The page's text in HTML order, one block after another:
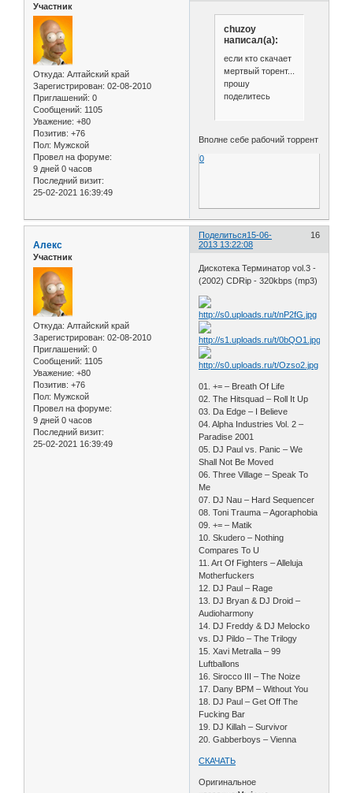
Участник
Откуда: Алтайский край
Зарегистрирован: 02-08-2010
Приглашений: 0
Сообщений: 1105
Уважение: +80
Позитив: +76
Пол: Мужской
Провел на форуме:
9 дней 0 часов
Последний визит:
25-02-2021 16:39:49
chuzoy
написал(а):
если кто скачает
мертвый торент...
прошу
поделитесь
Вполне себе рабочий торрент
0
Поделиться 16
15-06-
2013 13:22:08
Алекс
Участник
Откуда: Алтайский край
Зарегистрирован: 02-08-2010
Приглашений: 0
Сообщений: 1105
Уважение: +80
Позитив: +76
Пол: Мужской
Провел на форуме:
9 дней 0 часов
Последний визит:
25-02-2021 16:39:49
Дискотека Терминатор vol.3 -
(2002) CDRip - 320kbps (mp3)
01. += – Breath Of Life
02. The Hitsquad – Roll It Up
03. Da Edge – I Believe
04. Alpha Industries Vol. 2 –
Paradise 2001
05. DJ Paul vs. Panic – We
Shall Not Be Moved
06. Three Village – Speak To
Me
07. DJ Nau – Hard Sequencer
08. Toni Trauma – Agoraphobia
09. += – Matik
10. Skudero – Nothing
Compares To U
11. Art Of Fighters – Alleluja
Motherfuckers
12. DJ Paul – Rage
13. DJ Bryan & DJ Droid –
Audioharmony
14. DJ Freddy & DJ Melocko
vs. DJ Pildo – The Trilogy
15. Xavi Metralla – 99
Luftballons
16. Sirocco III – The Noize
17. Dany BPM – Without You
18. DJ Paul – Get Off The
Fucking Bar
19. DJ Killah – Survivor
20. Gabberboys – Vienna
СКАЧАТЬ
Оригинальное